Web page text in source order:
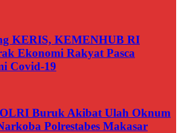
KERIS, KEMENHUB RI
Ekonomi Rakyat Pasca
Covid-19
Buruk Akibat Ulah Oknum
Polrestabes Makasar